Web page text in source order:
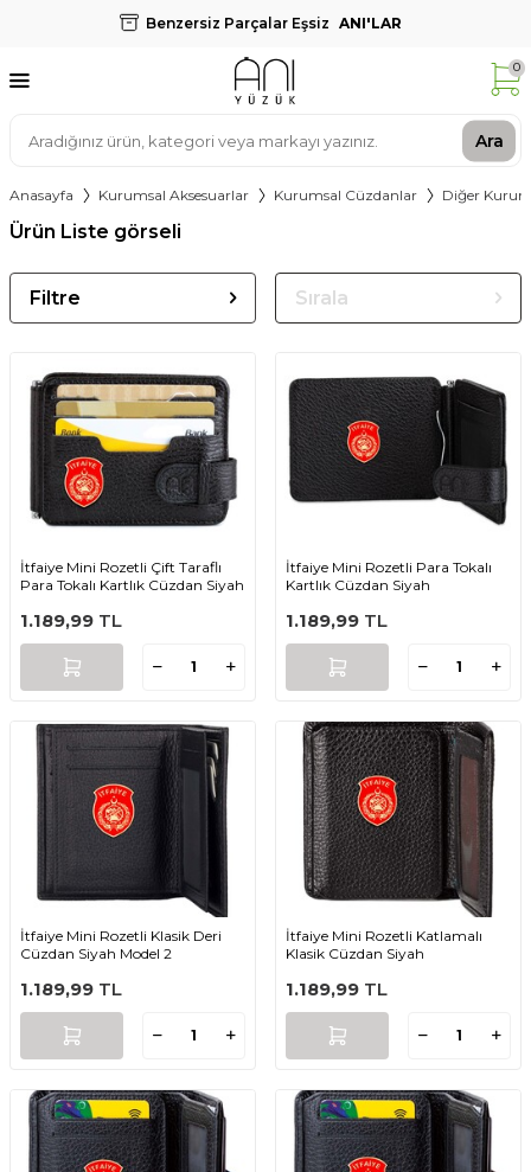
Benzersiz Parçalar Eşsiz ANI'LAR
Ara
0
Anasayfa Kurumsal Aksesuarlar Kurumsal Cüzdanlar Diğer
Ürün Liste görseli
Filtre Sırala
İtfaiye Mini Rozetli Çift Taraflı
Para Tokalı Kartlık Cüzdan Siyah
1.189,99 TL
İtfaiye Mini Rozetli Para Tokalı
Kartlık Cüzdan Siyah
1.189,99 TL
İtfaiye Mini Rozetli Klasik Deri
Cüzdan Siyah Model 2
1.189,99 TL
İtfaiye Mini Rozetli Katlamalı
Klasik Cüzdan Siyah
1.189,99 TL